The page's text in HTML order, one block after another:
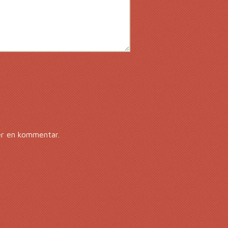
en kommentar.